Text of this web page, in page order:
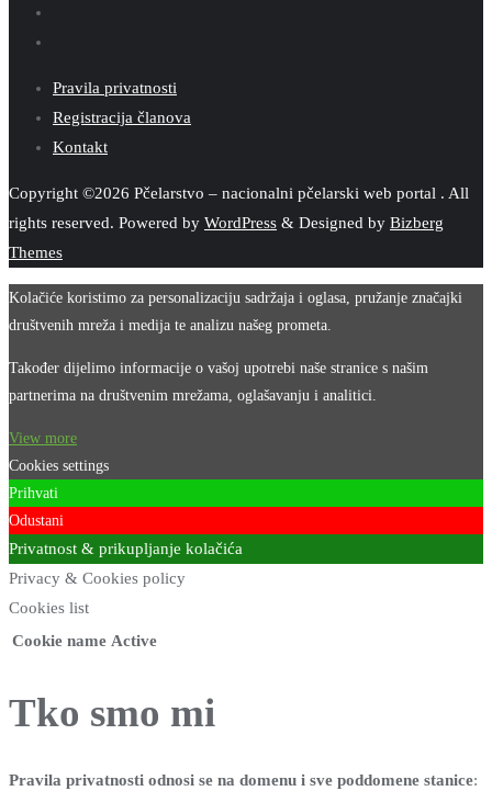
Pravila privatnosti
Registracija članova
Kontakt
Copyright ©2026 Pčelarstvo – nacionalni pčelarski web portal . All
rights reserved. Powered by WordPress & Designed by Bizberg
Themes
Kolačiće koristimo za personalizaciju sadržaja i oglasa, pružanje značajki
društvenih mreža i medija te analizu našeg prometa.
Također dijelimo informacije o vašoj upotrebi naše stranice s našim
partnerima na društvenim mrežama, oglašavanju i analitici.
View more
Cookies settings
Prihvati
Odustani
Privatnost & prikupljanje kolačića
Privacy & Cookies policy
Cookies list
Cookie name Active
Tko smo mi
Pravila privatnosti odnosi se na domenu i sve poddomene stanice: